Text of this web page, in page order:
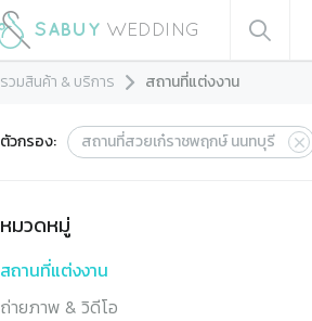
รวมสินค้า & บริการ สถานที่แต่งงาน
ตัวกรอง: สถานที่สวยเก๋ราชพฤกษ์ นนทบุรี
หมวดหมู่
สถานที่แต่งงาน
ถ่ายภาพ & วิดีโอ